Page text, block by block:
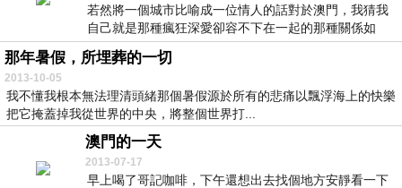
若然將一個城市比喻成一位情人的話對於澳門，我猜我
自己就是那種瘋狂深愛卻容不下在一起的那種關係如
此，我...
那年暑假，所埋葬的一切
2013-10-05
我不懂我根本無法理清頭緒那個暑假源於所有的悲痛以飄浮海上的快樂
把它掩蓋掉我從世界的中央，將整個世界打...
澳門的一天
2013-07-17
早上喝了哥記咖啡，下午還想出去找個地方安靜看一下